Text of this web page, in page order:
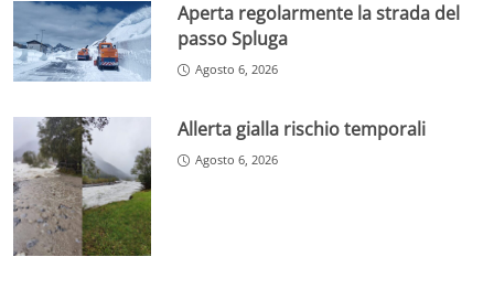
Aperta regolarmente la strada del
passo Spluga
Agosto 6, 2026
Allerta gialla rischio temporali
Agosto 6, 2026